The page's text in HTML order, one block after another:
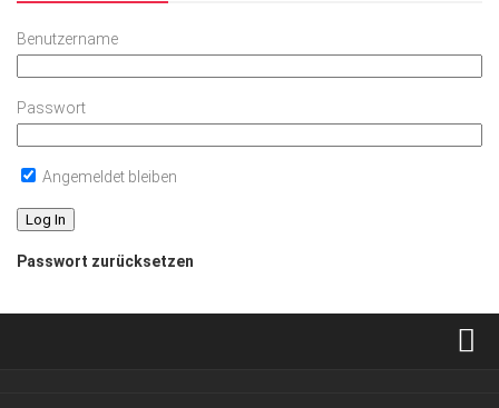
Benutzername
Passwort
Angemeldet bleiben
Passwort zurücksetzen